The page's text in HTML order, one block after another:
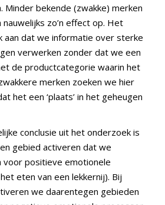
Minder bekende (zwakke) merken
zo’n effect op. Het
aan dat we informatie over sterke
verwerken zonder dat we een
de productcategorie waarin het
merken zoeken we hier
het een ‘plaats’ in het geheugen
conclusie uit het onderzoek is
gebied activeren dat we
voor positieve emotionele
eten van een lekkernij). Bij
we daarentegen gebieden